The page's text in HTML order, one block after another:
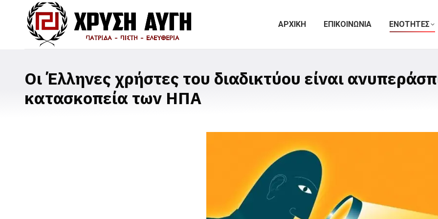
ΑΡΧΙΚΗ ΕΠΙΚΟΙΝΩΝΙΑ ΕΝΟΤΗΤΕΣ
Οι Έλληνες χρήστες του διαδικτύου είναι
κατασκοπεία των ΗΠΑ